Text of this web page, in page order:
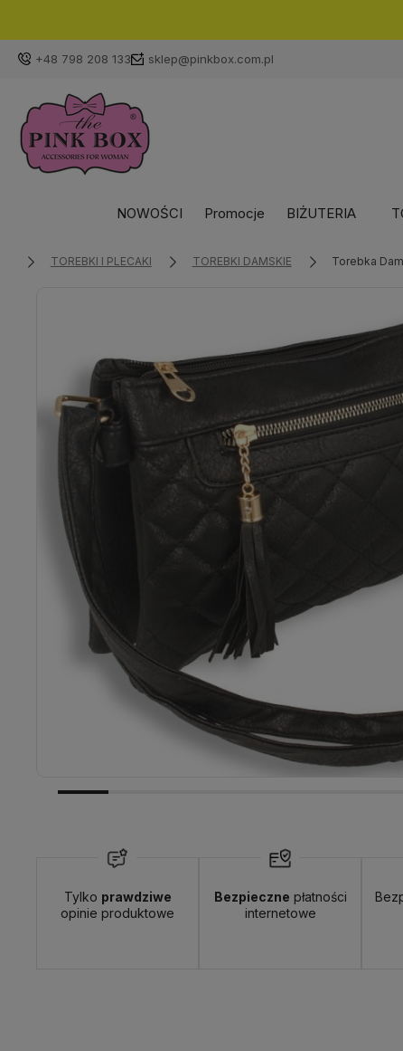
Kup
+48 798 208 133 sklep@pinkbox.com.pl
NOWOŚCI Promocje BIŻUTERIA
TOREBKI I PLECAKI TOREBKI DAMSKIE Torebka
Tylko prawdziwe
opinie produktowe
Bezpieczne płatności
internetowe